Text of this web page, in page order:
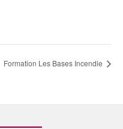
Formation Les Bases Incendie